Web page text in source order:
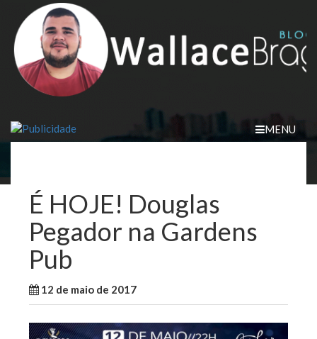
content
MENU
É HOJE! Douglas
Pegador na Gardens
Pub
12 de maio de 2017